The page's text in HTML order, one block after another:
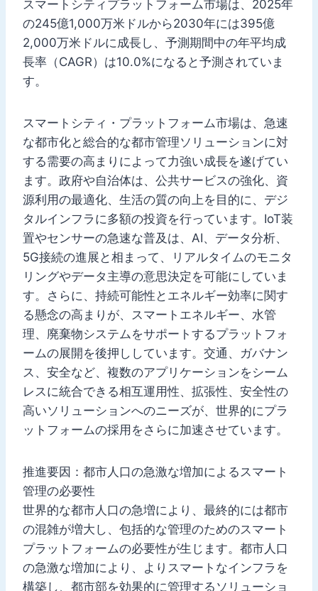
スマートシティプラットフォーム市場は、2025年
の245億1,000万米ドルから2030年には395億
2,000万米ドルに成長し、予測期間中の年平均成
長率（CAGR）は10.0%になると予測されていま
す。
スマートシティ・プラットフォーム市場は、急速
な都市化と総合的な都市管理ソリューションに対
する需要の高まりによって力強い成長を遂げてい
ます。政府や自治体は、公共サービスの強化、資
源利用の最適化、生活の質の向上を目的に、デジ
タルインフラに多額の投資を行っています。IoT装
置やセンサーの急速な普及は、AI、データ分析、
5G接続の進展と相まって、リアルタイムのモニタ
リングやデータ主導の意思決定を可能にしていま
す。さらに、持続可能性とエネルギー効率に関す
る懸念の高まりが、スマートエネルギー、水管
理、廃棄物システムをサポートするプラットフォ
ームの展開を後押ししています。交通、ガバナン
ス、安全など、複数のアプリケーションをシーム
レスに統合できる相互運用性、拡張性、安全性の
高いソリューションへのニーズが、世界的にプラ
ットフォームの採用をさらに加速させています。
推進要因：都市人口の急激な増加によるスマート
管理の必要性
世界的な都市人口の急増により、最終的には都市
の混雑が増大し、包括的な管理のためのスマート
プラットフォームの必要性が生じます。都市人口
の急激な増加により、よりスマートなインフラを
構築し、都市部を効果的に管理するソリューショ